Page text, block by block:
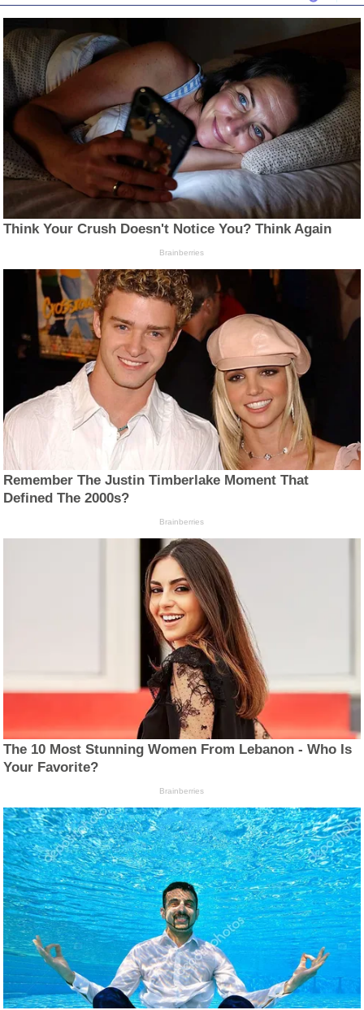
Think Your Crush Doesn't Notice You? Think Again
Brainberries
Remember The Justin Timberlake Moment That
Defined The 2000s?
Brainberries
The 10 Most Stunning Women From Lebanon - Who Is
Your Favorite?
Brainberries